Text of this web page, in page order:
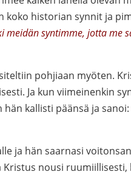
koko historian synnit ja
meidän syntimme, jotta me
pohjiaan myöten.
Ja kun viimeinenkin
hän kallisti päänsä ja sanoi:
ja hän saarnasi
nousi